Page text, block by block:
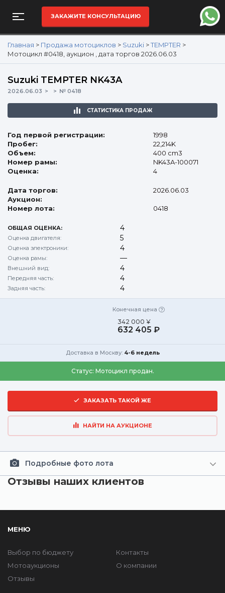
ЗАКАЖИТЕ КОНСУЛЬТАЦИЮ
Главная > Продажа мотоциклов > Suzuki >TEMPTER >
Мотоцикл #0418, аукцион , дата торгов 2026.06.03
Suzuki TEMPTER NK43A
2026.06.03 № 0418
СТАТИСТИКА ПРОДАЖ
Год первой регистрации:
1998
Пробег:
22,214K
Объем:
400 cm3
Номер рамы:
NK43A-100071
Оценка:
4
Дата торгов:
2026.06.03
Аукцион:
Номер лота:
0418
ОБЩАЯ ОЦЕНКА: 4
Оценка двигателя: 5
Оценка электроники: 4
Оценка рамы: —
Внешний вид: 4
Передняя часть: 4
Задняя часть: 4
Конечная цена
342 000 ¥
632 405 ₽
Доставка в Москву: 4-6 недель
Статус: Мотоцикл продан.
ЗАКАЗАТЬ ТАКОЙ ЖЕ
НАЙТИ НА АУКЦИОНЕ
Подробные фото лота
Отзывы наших клиентов
МЕНЮ
Выбор по бюджету
Мотоаукционы
Отзывы
Контакты
О компании